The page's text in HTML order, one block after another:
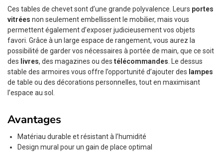
Ces tables de chevet sont d’une grande polyvalence. Leurs portes
vitrées non seulement embellissent le mobilier, mais vous
permettent également d’exposer judicieusement vos objets
favori. Grâce à un large espace de rangement, vous aurez la
possibilité de garder vos nécessaires à portée de main, que ce soit
des livres, des magazines ou des télécommandes . Le dessus
stable des armoires vous offre l’opportunité d’ajouter des lampes
de table ou des décorations personnelles, tout en maximisant
l’espace au sol.
Avantages
Matériau durable et résistant à l’humidité
Design mural pour un gain de place optimal